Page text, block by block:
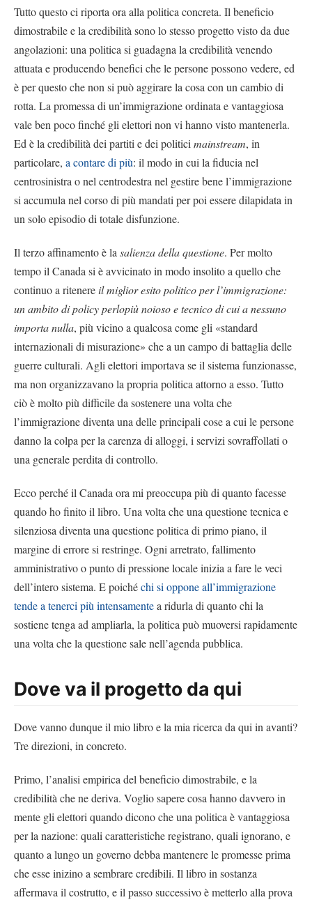
Tutto questo ci riporta ora alla politica concreta. Il beneficio
dimostrabile e la credibilità sono lo stesso progetto visto da due
angolazioni: una politica si guadagna la credibilità venendo
attuata e producendo benefici che le persone possono vedere, ed
è per questo che non si può aggirare la cosa con un cambio di
rotta. La promessa di un’immigrazione ordinata e vantaggiosa
vale ben poco finché gli elettori non vi hanno visto mantenerla.
Ed è la credibilità dei partiti e dei politicimainstream, in
particolare, a contare di più: il modo in cui la fiducia nel
centrosinistra o nel centrodestra nel gestire bene l’immigrazione
si accumula nel corso di più mandati per poi essere dilapidata in
un solo episodio di totale disfunzione.
Il terzo affinamento è lasalienza della questione. Per molto
tempo il Canada si è avvicinato in modo insolito a quello che
continuo a ritenereil miglior esito politico per l’immigrazione:
un ambito di policy perlopiù noioso e tecnico di cui a nessuno
importa nulla, più vicino a qualcosa come gli «standard
internazionali di misurazione» che a un campo di battaglia delle
guerre culturali. Agli elettori importava se il sistema funzionasse,
ma non organizzavano la propria politica attorno a esso. Tutto
ciò è molto più difficile da sostenere una volta che
l’immigrazione diventa una delle principali cose a cui le persone
danno la colpa per la carenza di alloggi, i servizi sovraffollati o
una generale perdita di controllo.
Ecco perché il Canada ora mi preoccupa più di quanto facesse
quando ho finito il libro. Una volta che una questione tecnica e
silenziosa diventa una questione politica di primo piano, il
margine di errore si restringe. Ogni arretrato, fallimento
amministrativo o punto di pressione locale inizia a fare le veci
dell’intero sistema. E poichéchi si oppone all’immigrazione
tende a tenerci più intensamentea ridurla di quanto chi la
sostiene tenga ad ampliarla, la politica può muoversi rapidamente
una volta che la questione sale nell’agenda pubblica.
Dove va il progetto da qui
Dove vanno dunque il mio libro e la mia ricerca da qui in avanti?
Tre direzioni, in concreto.
Primo, l’analisi empirica del beneficio dimostrabile, e la
credibilità che ne deriva. Voglio sapere cosa hanno davvero in
mente gli elettori quando dicono che una politica è vantaggiosa
per la nazione: quali caratteristiche registrano, quali ignorano, e
quanto a lungo un governo debba mantenere le promesse prima
che esse inizino a sembrare credibili. Il libro in sostanza
affermava il costrutto, e il passo successivo è metterlo alla prova